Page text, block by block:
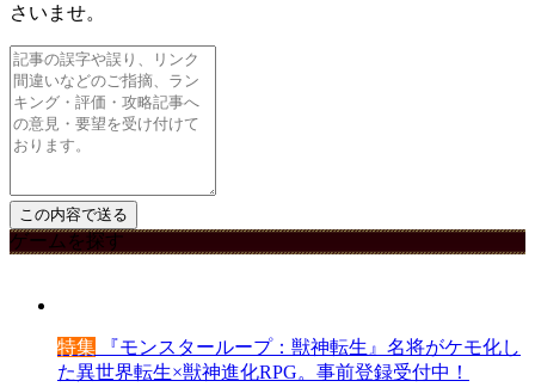
さいませ。
ゲームを探す
特集 『モンスターループ：獣神転生』名将がケモ化し
た異世界転生×獣神進化RPG。事前登録受付中！